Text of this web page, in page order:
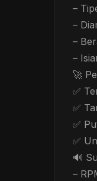
–
–
–
–
🚀
✅
✅
✅
✅
🔊
–